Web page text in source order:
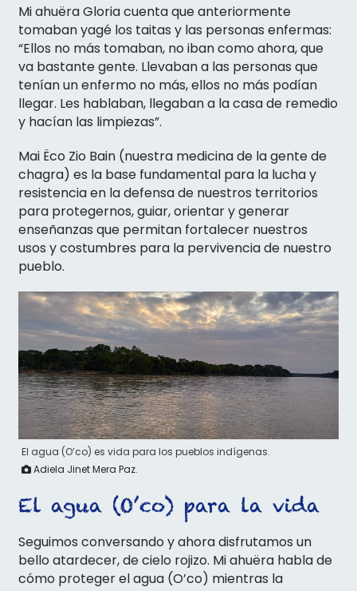
Mi ahuëra Gloria cuenta que anteriormente
tomaban yagé los taitas y las personas enfermas:
“Ellos no más tomaban, no iban como ahora, que
va bastante gente. Llevaban a las personas que
tenían un enfermo no más, ellos no más podían
llegar. Les hablaban, llegaban a la casa de remedio
y hacían las limpiezas”.
Mai Ëco Zio Bain (nuestra medicina de la gente de
chagra) es la base fundamental para la lucha y
resistencia en la defensa de nuestros territorios
para protegernos, guiar, orientar y generar
enseñanzas que permitan fortalecer nuestros
usos y costumbres para la pervivencia de nuestro
pueblo.
El agua (O’co) es vida para los pueblos indígenas.
Adiela Jinet Mera Paz.
El agua (O’co) para la vida
Seguimos conversando y ahora disfrutamos un
bello atardecer, de cielo rojizo. Mi ahuëra habla de
cómo proteger el agua (O’co) mientras la